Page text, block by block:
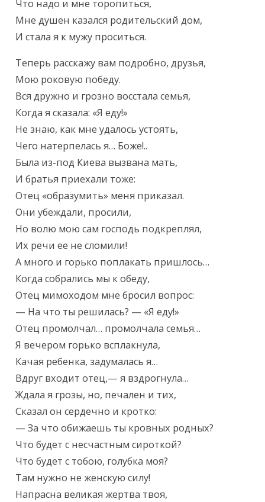
Что надо и мне торопиться,
Мне душен казался родительский дом,
И стала я к мужу проситься.
Теперь расскажу вам подробно, друзья,
Мою роковую победу.
Вся дружно и грозно восстала семья,
Когда я сказала: «Я еду!»
Не знаю, как мне удалось устоять,
Чего натерпелась я… Боже!..
Была из-под Киева вызвана мать,
И братья приехали тоже:
Отец «образумить» меня приказал.
Они убеждали, просили,
Но волю мою сам господь подкреплял,
Их речи ее не сломили!
А много и горько поплакать пришлось…
Когда собрались мы к обеду,
Отец мимоходом мне бросил вопрос:
— На что ты решилась? — «Я еду!»
Отец промолчал… промолчала семья…
Я вечером горько всплакнула,
Качая ребенка, задумалась я…
Вдруг входит отец,— я вздрогнула…
Ждала я грозы, но, печален и тих,
Сказал он сердечно и кротко:
— За что обижаешь ты кровных родных?
Что будет с несчастным сироткой?
Что будет с тобою, голубка моя?
Там нужно не женскую силу!
Напрасна великая жертва твоя,